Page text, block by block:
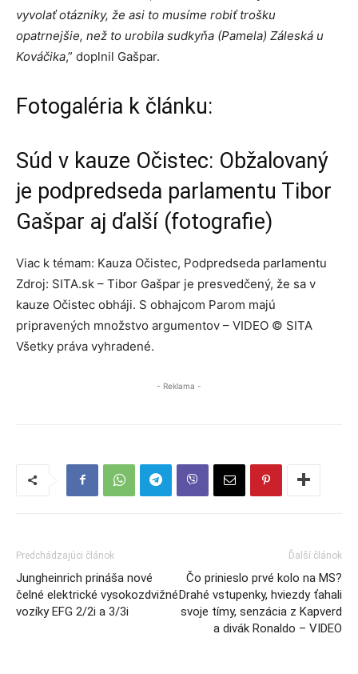
vyvolať otázniky, že asi to musíme robiť trošku
opatrnejšie, než to urobila sudkyňa (Pamela) Záleská u
Kováčika,” doplnil Gašpar.
Fotogaléria k článku:
Súd v kauze Očistec: Obžalovaný
je podpredseda parlamentu Tibor
Gašpar aj ďalší (fotografie)
Viac k témam: Kauza Očistec, Podpredseda parlamentu
Zdroj: SITA.sk – Tibor Gašpar je presvedčený, že sa v
kauze Očistec obháji. S obhajcom Parom majú
pripravených množstvo argumentov – VIDEO © SITA
Všetky práva vyhradené.
- Reklama -
Predchádzajúci článok
Jungheinrich prináša nové
čelné elektrické vysokozdvižné
vozíky EFG 2/2i a 3/3i
Ďalší článok
Čo prinieslo prvé kolo na MS?
Drahé vstupenky, hviezdy ťahali
svoje tímy, senzácia z Kapverd
a divák Ronaldo – VIDEO